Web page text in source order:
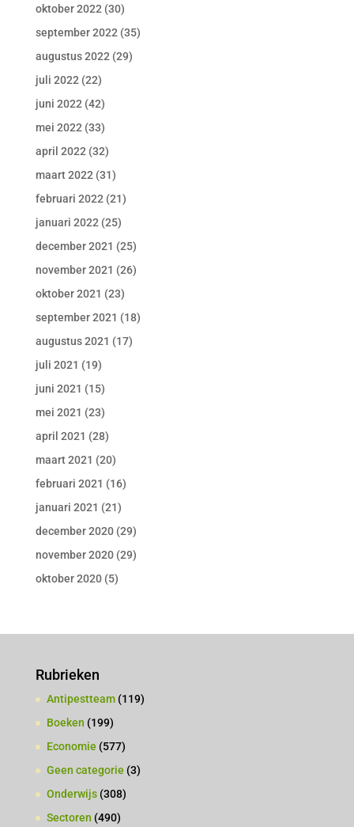
oktober 2022 (30)
september 2022 (35)
augustus 2022 (29)
juli 2022 (22)
juni 2022 (42)
mei 2022 (33)
april 2022 (32)
maart 2022 (31)
februari 2022 (21)
januari 2022 (25)
december 2021 (25)
november 2021 (26)
oktober 2021 (23)
september 2021 (18)
augustus 2021 (17)
juli 2021 (19)
juni 2021 (15)
mei 2021 (23)
april 2021 (28)
maart 2021 (20)
februari 2021 (16)
januari 2021 (21)
december 2020(29)
november 2020(29)
oktober 2020(5)
Rubrieken
Antipestteam(119)
Boeken (199)
Economie (577)
Geen categorie (3)
Onderwijs(308)
Sectoren (490)